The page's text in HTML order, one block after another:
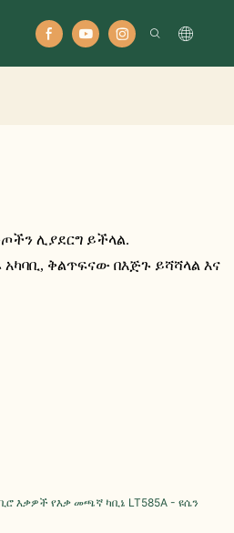
ሊያደርግ ይችላል.
ቅልጥፍናው በእጅጉ ይሻሻላል እና